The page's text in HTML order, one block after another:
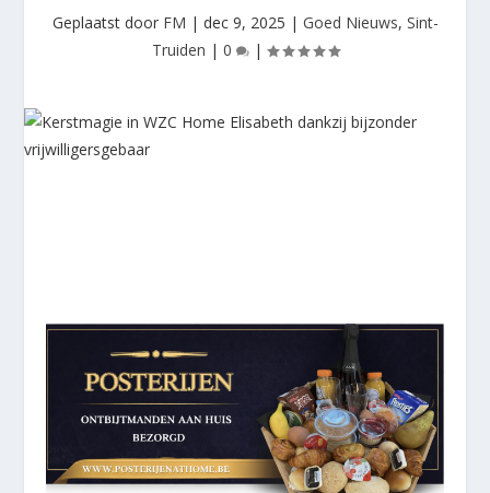
Geplaatst door FM | dec 9, 2025 | Goed Nieuws, Sint-
Truiden | 0 |